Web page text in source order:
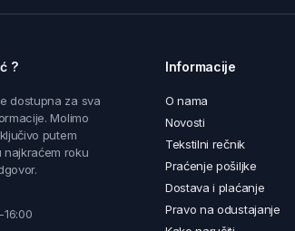
?
dostupna za sva
Molimo
putem
najkraćem roku
Informacije
O nama
Novosti
Tekstilni rečnik
Praćenje pošiljke
Dostava i plaćanje
Pravo na odustajanje